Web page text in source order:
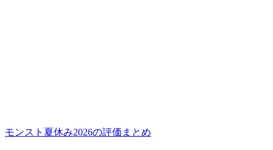
モンスト夏休み2026の評価まとめ